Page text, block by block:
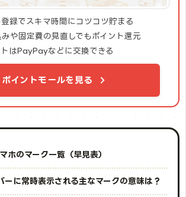
録でスキマ時間にコツコツ貯まる
や固定費の見直しでもポイント還元
はPayPayなどに交換できる
ポイントモールを見る
のマーク一覧（早見表）
ーに常時表示される主なマークの意味は？